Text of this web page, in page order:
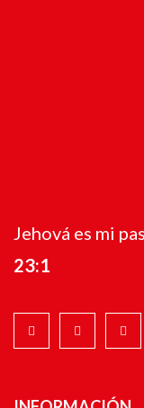
Jehová es mi
23:1